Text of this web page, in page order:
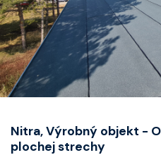
Nitra, Výrobný objekt -
plochej strechy